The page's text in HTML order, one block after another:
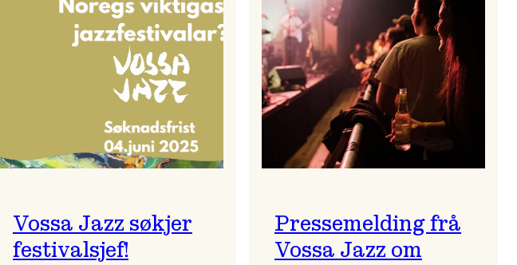
Vossa Jazz søkjer
festivalsjef!
Pressemelding frå
Vossa Jazz om